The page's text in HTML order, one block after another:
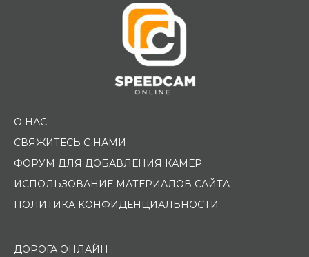
О НАС
СВЯЖИТЕСЬ С НАМИ
ФОРУМ ДЛЯ ДОБАВЛЕНИЯ КАМЕР
ИСПОЛЬЗОВАНИЕ МАТЕРИАЛОВ САЙТА
ПОЛИТИКА КОНФИДЕНЦИАЛЬНОСТИ
ДОРОГА ОНЛАЙН